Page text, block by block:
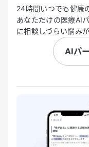
24時間いつでも健康
あなただけの医療AI
に相談しづらい悩み
AIパ